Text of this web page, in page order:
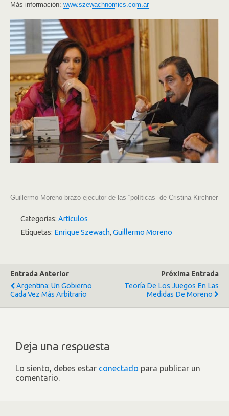
Más información: www.szewachnomics.com.ar
Guillermo Moreno brazo ejecutor de las “políticas” de Cristina Kirchner
Categorías: Artículos
Etiquetas: Enrique Szewach, Guillermo Moreno
Entrada Anterior
Argentina: Un Gobierno
Cada Vez Más Arbitrario
Próxima Entrada
Teoría De Los Juegos En Las
Medidas De Moreno
Deja una respuesta
Lo siento, debes estar conectado para publicar un
comentario.